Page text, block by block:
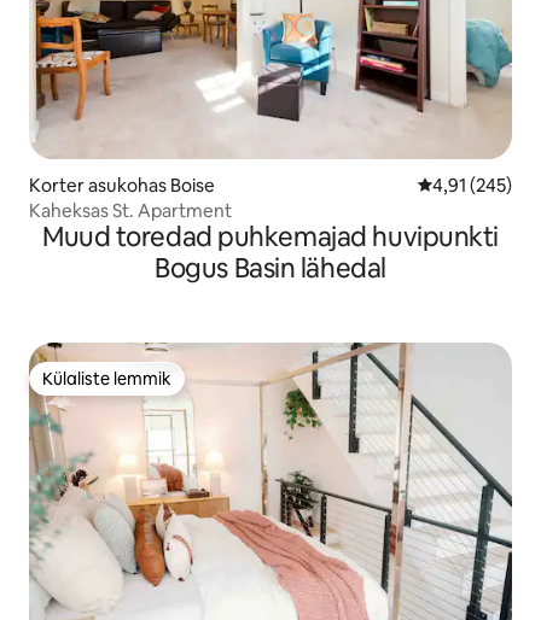
Korter asukohas Boise Keskmine
4,91 (245)
Kaheksas St. Apartment
Muud toredad puhkemajad huvipunkti
Bogus Basin lähedal
Külaliste lemmik
Külaliste lemmik